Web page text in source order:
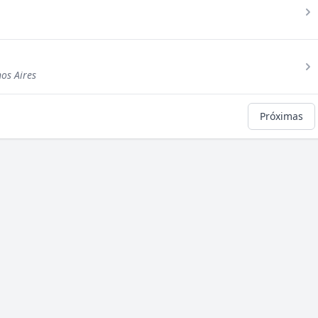
Aires
Próximas